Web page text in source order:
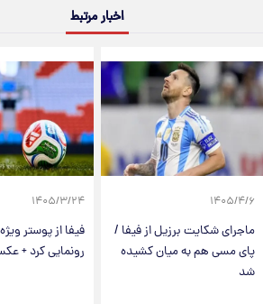
اخبار مرتبط
۱۴۰۵/۴/۶
ماجرای شکایت برزیل از فیفا /
پای مسی هم به میان کشیده
شد
۱۴۰۵/۳/۲۴
فیفا از پوستر
رونمایی کرد +